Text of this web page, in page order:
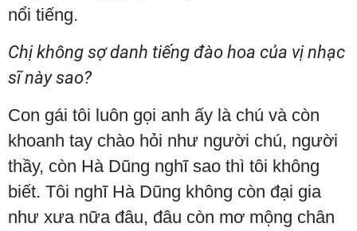
nổi tiếng.
Chị không sợ danh tiếng đào hoa của vị nhạc
sĩ này sao?
Con gái tôi luôn gọi anh ấy là chú và còn
khoanh tay chào hỏi như người chú, người
thầy, còn Hà Dũng nghĩ sao thì tôi không
biết. Tôi nghĩ Hà Dũng không còn đại gia
như xưa nữa đâu, đâu còn mơ mộng chân